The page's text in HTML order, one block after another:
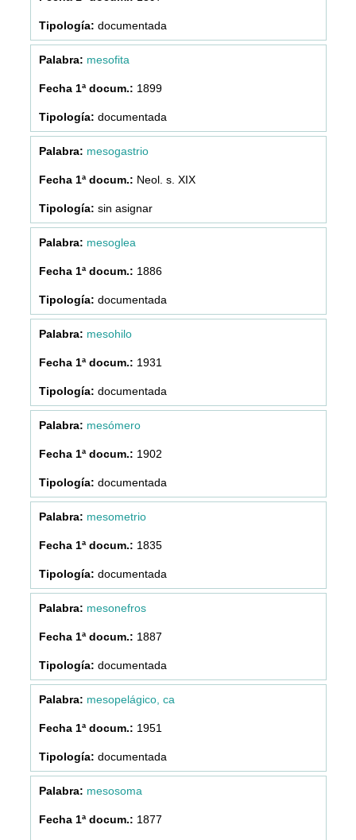
documentada
mesofita
1899
documentada
mesogastrio
Neol. s. XIX
sin asignar
mesoglea
1886
documentada
mesohilo
1931
documentada
mesómero
1902
documentada
mesometrio
1835
documentada
mesonefros
1887
documentada
mesopelágico, ca
1951
documentada
mesosoma
1877